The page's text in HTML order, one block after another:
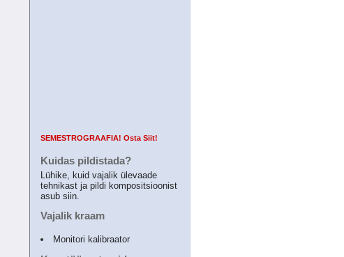
SEMESTROGRAAFIA! Osta Siit!
Kuidas pildistada?
Lühike, kuid vajalik ülevaade
tehnikast ja pildi kompositsioonist
asub siin.
Vajalik kraam
Monitori kalibraator